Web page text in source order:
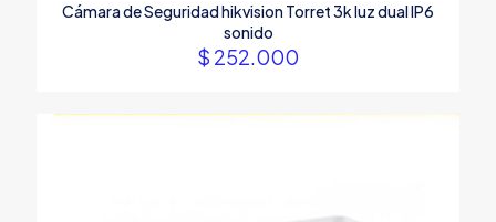
Cámara de Seguridad hikvision Torret 3k luz dual IP6
sonido
$ 252.000